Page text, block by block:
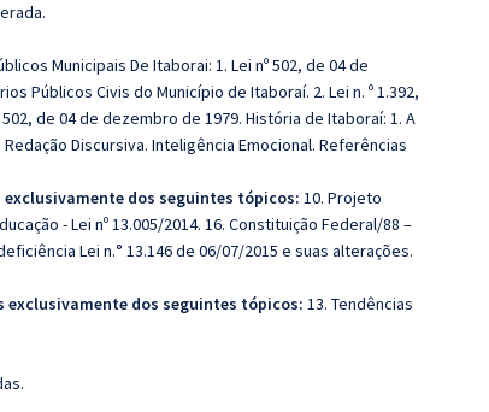
Municipais De Itaborai: 1. Lei nº 502, de 04 de
Públicos Civis do Município de Itaboraí. 2. Lei n. º 1.392,
de 04 de dezembro de 1979. História de Itaboraí: 1. A
Discursiva. Inteligência Emocional. Referências
exclusivamente dos seguintes tópicos: 10. Projeto
- Lei nº 13.005/2014. 16. Constituição Federal/88 –
Lei n.° 13.146 de 06/07/2015 e suas alterações.
exclusivamente dos seguintes tópicos: 13. Tendências